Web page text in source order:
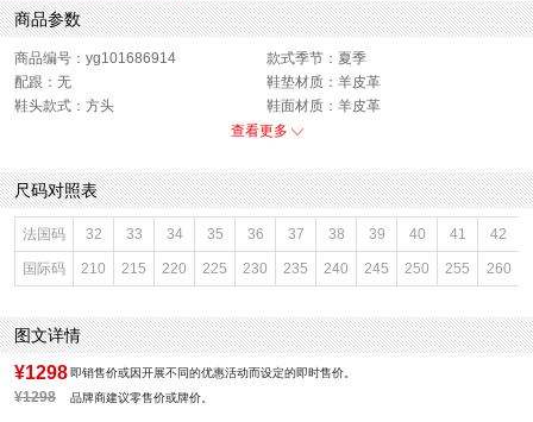
商品参数
商品编号：yg101686914
款式季节：夏季
配跟：无
鞋垫材质：羊皮革
鞋头款式：方头
鞋面材质：羊皮革
参考鞋长(女)：24.5CM
鞋跟形状：粗跟
鞋面内里材质：无内里
性别：女子
皮质特征：羊皮革
上市时间：2026年夏季
鞋底材质：TPU
参考鞋宽(女)：8CM
里料材质：无内里
鞋类流行款式：凉拖鞋
流行元素：金属装饰
前掌高度：无
查看更多
尺码对照表
法国码 32 33 34 35 36 37 38 39 40 41 42
国际码 210 215 220 225 230 235 240 245 250 255 260
图文详情
¥1298 即销售价或因开展不同的优惠活动而设定的即时售价。
¥1298 品牌商建议零售价或牌价。